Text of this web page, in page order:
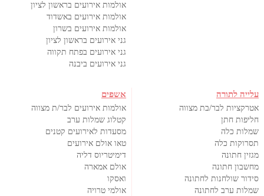
אולמות אירועים בראשון לציון
אולמות אירועים באשדוד
אולמות אירועים בשרון
גני אירועים בראשון לציון
גני אירועים בפתח תקווה
גני אירועים ביבנה
עלייה לתורה
אטרקציות לבר/בת מצווה
חליפות חתן
שמלות כלה
תסרוקות כלה
מגזין חתונה
מחשבון חתונה
סידור שולחנות לחתונה
שמלות ערב לחתונה
אשפים
אולמות אירועים לבר/ת מצווה
קטלוג שמלות ערב
מסעדות לאירועים קטנים
טאו אולם אירועים
דימיטריוס דליה
אולם אמארה
ואסקו
אולמי טרויה